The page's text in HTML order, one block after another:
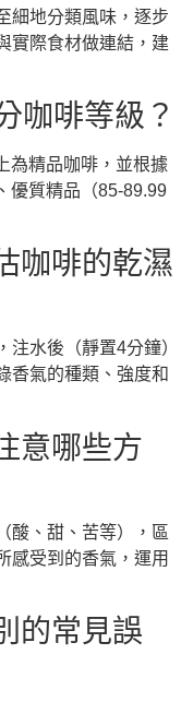
細地分類風味，逐步
實際食材做連結，建
咖啡等級？
為精品咖啡，並根據
優質精品（85-89.99
咖啡的乾濕
水後（靜置4分鐘）
香氣的種類、強度和
意哪些方
酸、甜、苦等），區
感受到的香氣，運用
的常見誤